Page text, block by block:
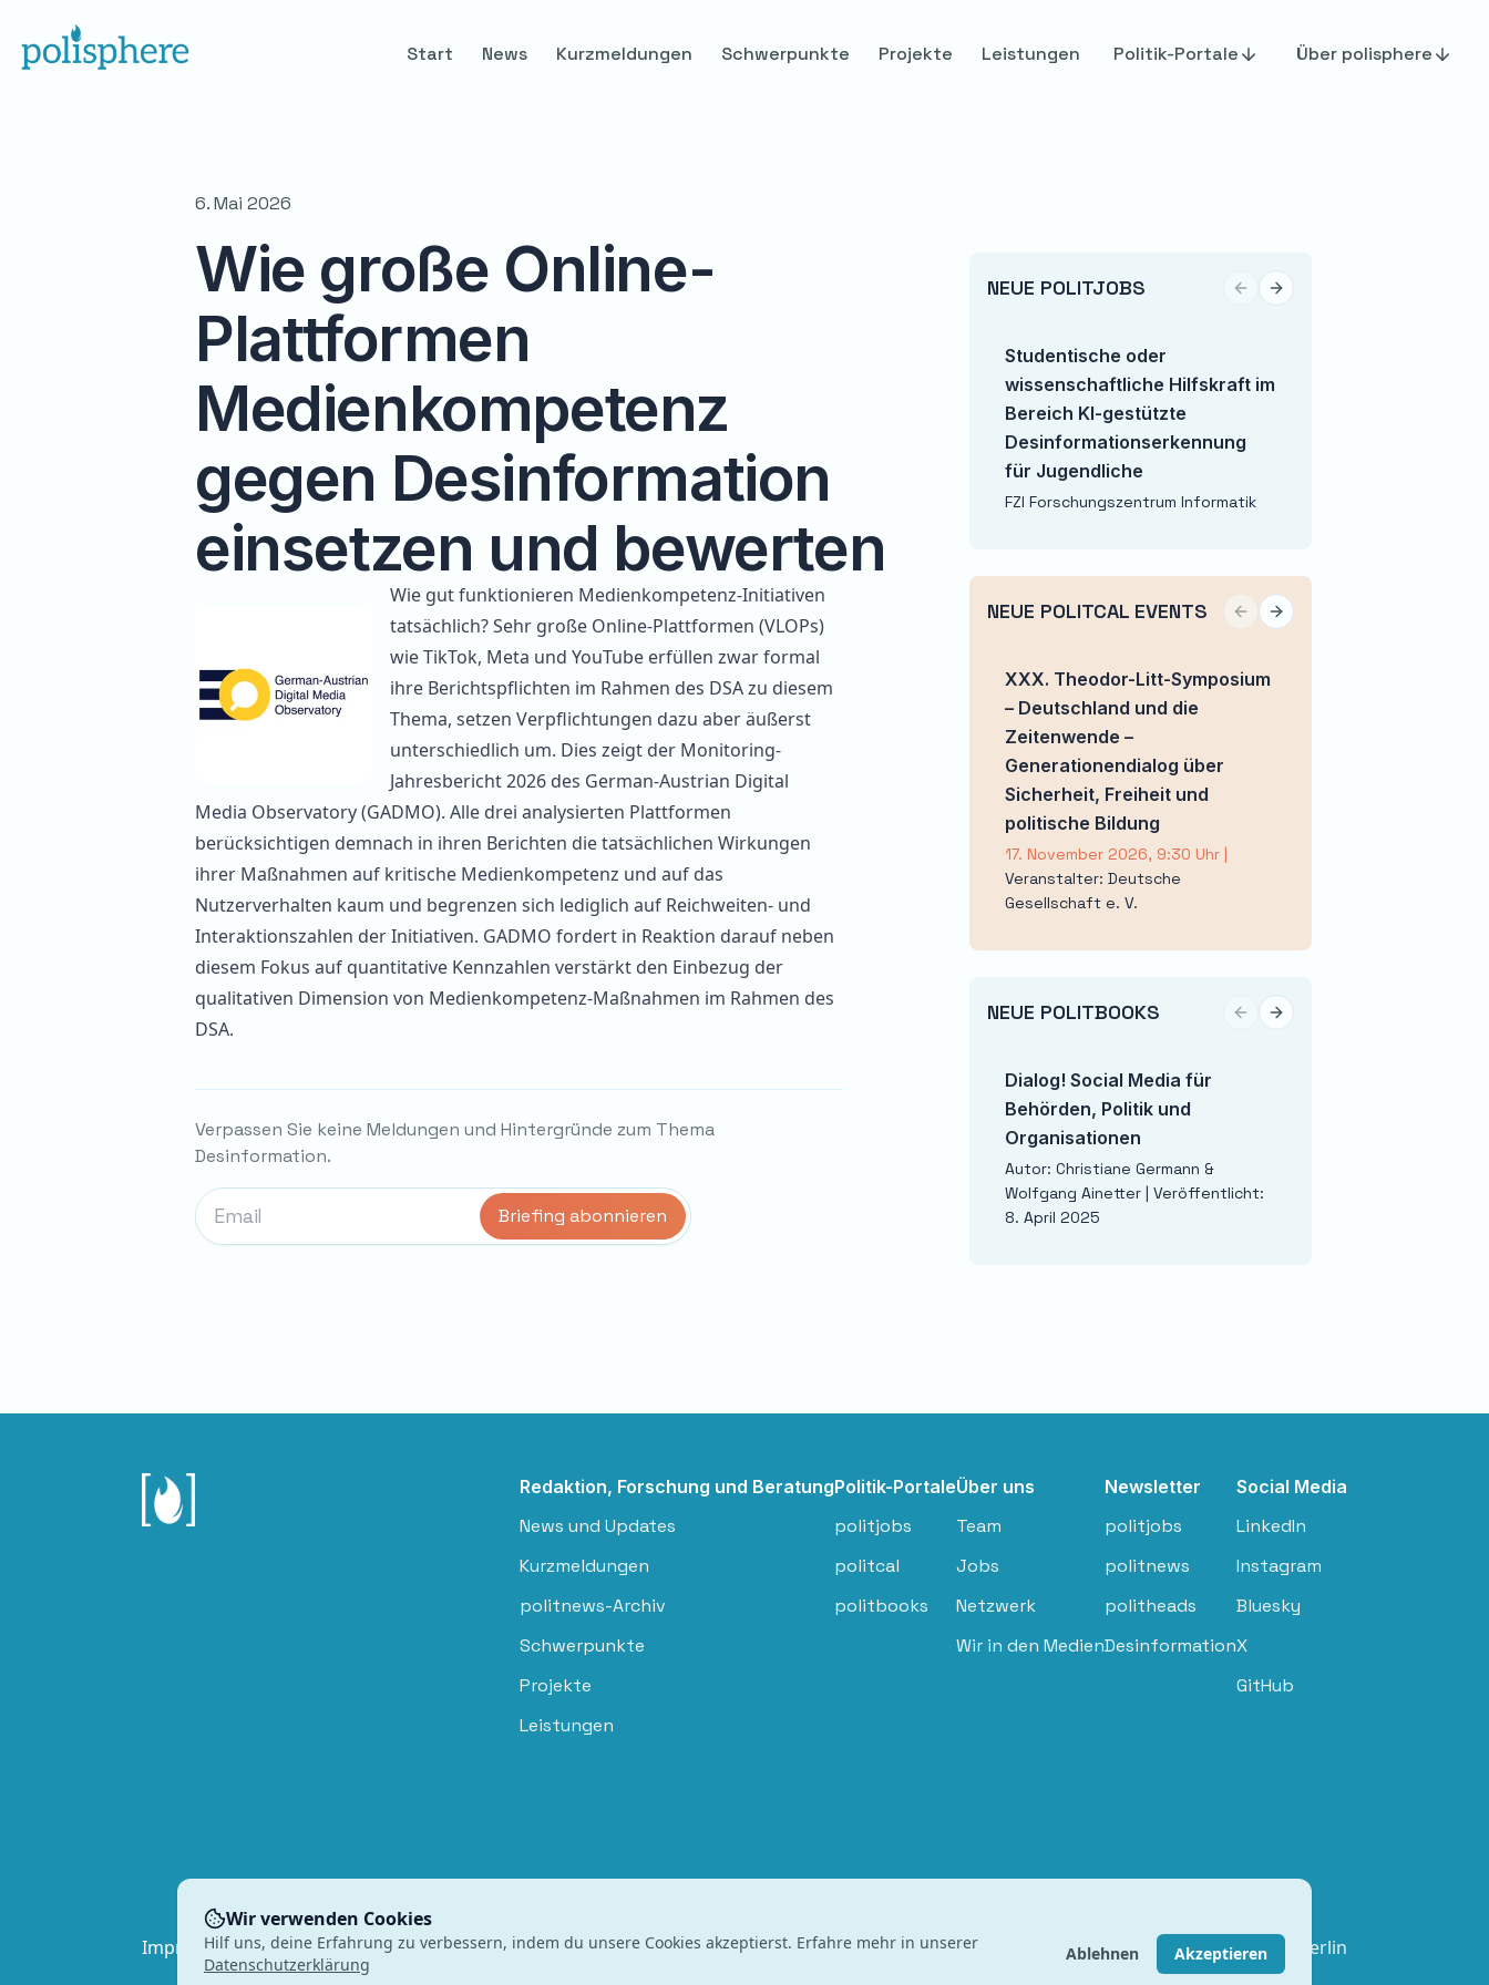
Start News Kurzmeldungen Schwerpunkte Projekte Leistungen Politik-Portale Über polisphere
6. Mai 2026
Wie große Online-
Plattformen
Medienkompetenz
gegen Desinformation
einsetzen und bewerten
Wie gut funktionieren Medienkompetenz-Initiativen
tatsächlich? Sehr große Online-Plattformen (VLOPs)
wie TikTok, Meta und YouTube erfüllen zwar formal
ihre Berichtspflichten im Rahmen des DSA zu diesem
Thema, setzen Verpflichtungen dazu aber äußerst
unterschiedlich um. Dies zeigt der Monitoring-
Jahresbericht 2026 des German-Austrian Digital
Media Observatory (GADMO). Alle drei analysierten Plattformen
berücksichtigen demnach in ihren Berichten die tatsächlichen Wirkungen
ihrer Maßnahmen auf kritische Medienkompetenz und auf das
Nutzerverhalten kaum und begrenzen sich lediglich auf Reichweiten- und
Interaktionszahlen der Initiativen. GADMO fordert in Reaktion darauf neben
diesem Fokus auf quantitative Kennzahlen verstärkt den Einbezug der
qualitativen Dimension von Medienkompetenz-Maßnahmen im Rahmen des
DSA.
Verpassen Sie keine Meldungen und Hintergründe zum Thema
Desinformation.
NEUE POLITJOBS Previous slide
Next slide
Studentische oder
wissenschaftliche Hilfskraft im
Bereich KI-gestützte
Desinformationserkennung
für Jugendliche
FZI Forschungszentrum Informatik
NEUE POLITCAL EVENTS Previous slide
Next slide
XXX. Theodor-Litt-Symposium
– Deutschland und die
Zeitenwende –
Generationendialog über
Sicherheit, Freiheit und
politische Bildung
17. November 2026, 9:30 Uhr|
Veranstalter: Deutsche
Gesellschaft e. V.
NEUE POLITBOOKS Previous slide
Next slide
Dialog! Social Media für
Behörden, Politik und
Organisationen
Autor: Christiane Germann &
Wolfgang Ainetter | Veröffentlicht:
8. April 2025
Wir verwenden Cookies
Hilf uns, deine Erfahrung zu verbessern, indem du unsere Cookies akzeptierst. Erfahre mehr in unserer
Datenschutzerklärung
Ablehnen Akzeptieren
Redaktion, Forschung und Beratung
News und Updates
Kurzmeldungen
politnews-Archiv
Schwerpunkte
Projekte
Leistungen
Politik-Portale
politjobs
politcal
politbooks
Über uns
Team
Jobs
Netzwerk
Wir in den Medien
Newsletter
politjobs
politnews
politheads
Desinformation
Social Media
LinkedIn
Instagram
Bluesky
X
GitHub
ImpressumDatenschutz polisphere GmbH, Chausseestraße 5, 10115 Berlin